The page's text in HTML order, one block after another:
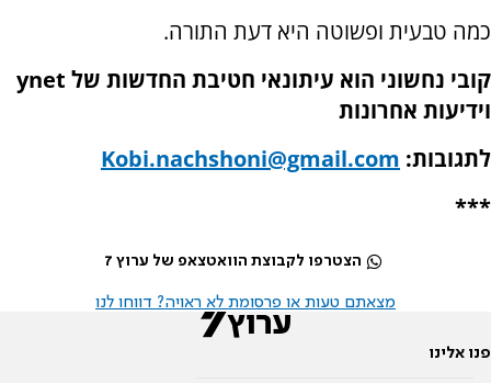
כמה טבעית ופשוטה היא דעת התורה.
קובי נחשוני הוא עיתונאי חטיבת החדשות של ynet
וידיעות אחרונות
לתגובות: Kobi.nachshoni@gmail.com
***
הצטרפו לקבוצת הוואטצאפ של ערוץ 7
מצאתם טעות או פרסומת לא ראויה? דווחו לנו
פנו אלינו